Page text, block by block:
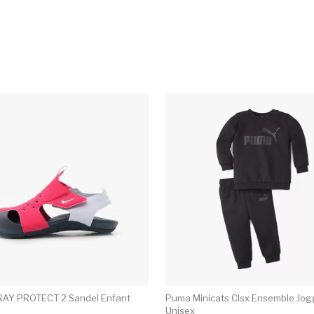
variations. Les options peuvent être choisies sur la
PROTECT 2 Sandel Enfant
Ce produit a plusieurs variations. Les
Puma Minicats Clsx Ensemble
Unisex